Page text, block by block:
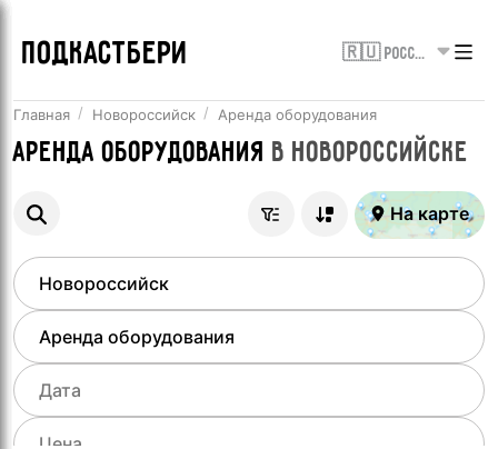
ПОДКАСТБЕРИ 🇷🇺 Россия
Главная Новороссийск Аренда оборудования
Аренда оборудования в Новороссийске
На карте